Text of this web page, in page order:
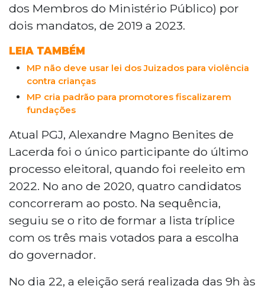
dos Membros do Ministério Público) por
dois mandatos, de 2019 a 2023.
LEIA TAMBÉM
MP não deve usar lei dos Juizados para violência
contra crianças
MP cria padrão para promotores fiscalizarem
fundações
Atual PGJ, Alexandre Magno Benites de
Lacerda foi o único participante do último
processo eleitoral, quando foi reeleito em
2022. No ano de 2020, quatro candidatos
concorreram ao posto. Na sequência,
seguiu se o rito de formar a lista tríplice
com os três mais votados para a escolha
do governador.
No dia 22, a eleição será realizada das 9h às